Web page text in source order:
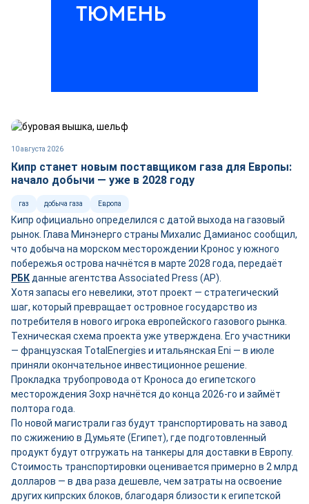
10 августа 2026
Кипр станет новым поставщиком газа для Европы:
начало добычи — уже в 2028 году
газ добыча газа Европа
Кипр официально определился с датой выхода на газовый
рынок. Глава Минэнерго страны Михалис Дамианос сообщил,
что добыча на морском месторождении Кронос у южного
побережья острова начнётся в марте 2028 года, передаёт
РБК данные агентства Associated Press (AP).
Хотя запасы его невелики, этот проект — стратегический
шаг, который превращает островное государство из
потребителя в нового игрока европейского газового рынка.
Техническая схема проекта уже утверждена. Его участники
— французская TotalEnergies и итальянская Eni — в июле
приняли окончательное инвестиционное решение.
Прокладка трубопровода от Кроноса до египетского
месторождения Зохр начнётся до конца 2026-го и займёт
полтора года.
По новой магистрали газ будут транспортировать на завод
по сжижению в Думьяте (Египет), где подготовленный
продукт будут отгружать на танкеры для доставки в Европу.
Стоимость транспортировки оценивается примерно в 2 млрд
долларов — в два раза дешевле, чем затраты на освоение
других кипрских блоков, благодаря близости к египетской